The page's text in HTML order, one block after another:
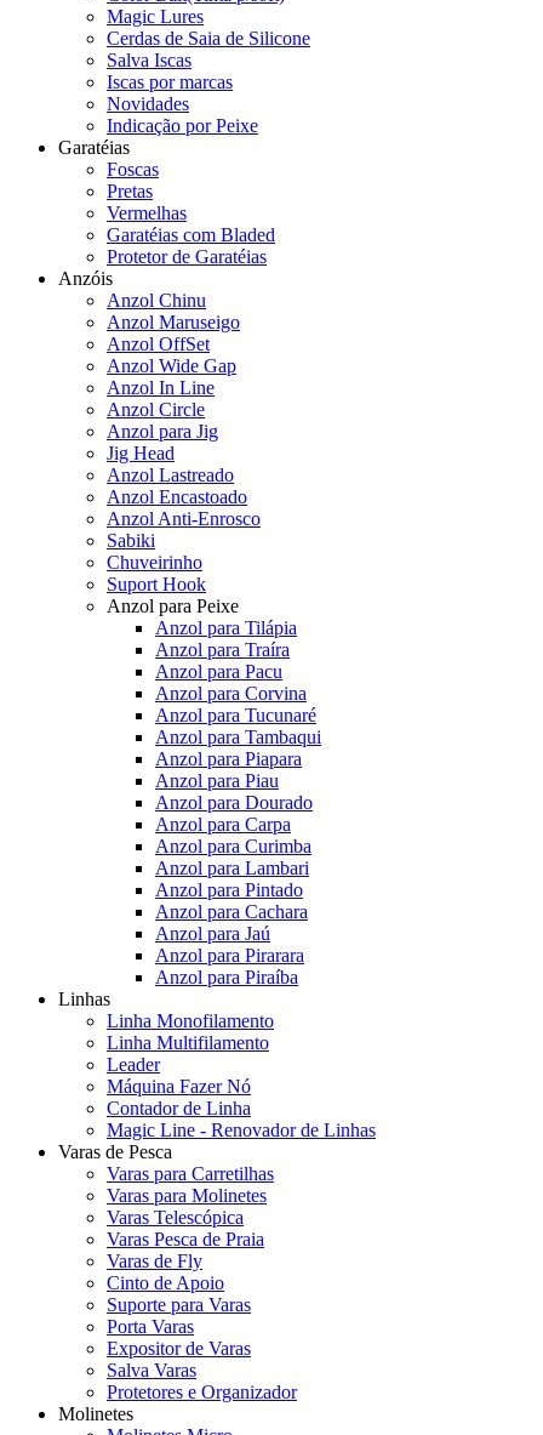
Magic Lures
Cerdas de Saia de Silicone
Salva Iscas
Iscas por marcas
Novidades
Indicação por Peixe
Garatéias
Foscas
Pretas
Vermelhas
Garatéias com Bladed
Protetor de Garatéias
Anzóis
Anzol Chinu
Anzol Maruseigo
Anzol OffSet
Anzol Wide Gap
Anzol In Line
Anzol Circle
Anzol para Jig
Jig Head
Anzol Lastreado
Anzol Encastoado
Anzol Anti-Enrosco
Sabiki
Chuveirinho
Suport Hook
Anzol para Peixe
Anzol para Tilápia
Anzol para Traíra
Anzol para Pacu
Anzol para Corvina
Anzol para Tucunaré
Anzol para Tambaqui
Anzol para Piapara
Anzol para Piau
Anzol para Dourado
Anzol para Carpa
Anzol para Curimba
Anzol para Lambari
Anzol para Pintado
Anzol para Cachara
Anzol para Jaú
Anzol para Pirarara
Anzol para Piraíba
Linhas
Linha Monofilamento
Linha Multifilamento
Leader
Máquina Fazer Nó
Contador de Linha
Magic Line - Renovador de Linhas
Varas de Pesca
Varas para Carretilhas
Varas para Molinetes
Varas Telescópica
Varas Pesca de Praia
Varas de Fly
Cinto de Apoio
Suporte para Varas
Porta Varas
Expositor de Varas
Salva Varas
Protetores e Organizador
Molinetes